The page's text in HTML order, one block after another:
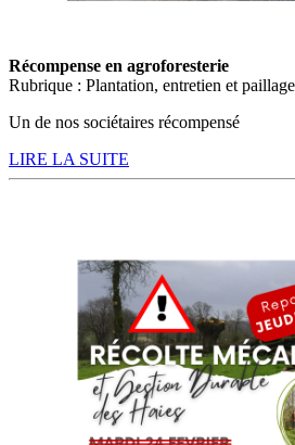
Récompense en agroforesterie
Rubrique : Plantation, entretien et
Un de nos sociétaires récompensé
LIRE LA SUITE